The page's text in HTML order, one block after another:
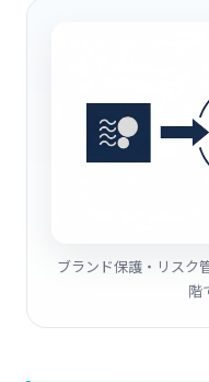
ブランド保護・リス
階